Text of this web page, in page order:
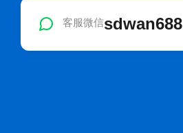
客服微信sdwan688